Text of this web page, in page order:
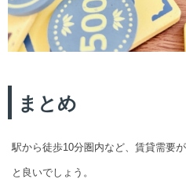
まとめ
駅から徒歩10分圏内など、賃貸需要
と良いでしょう。